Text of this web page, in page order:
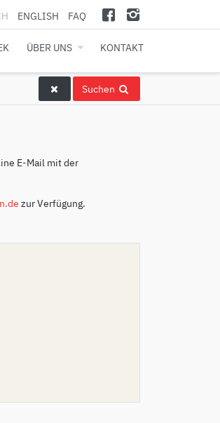
ENGLISH FAQ
ÜBER UNS KONTAKT
Suchen
E-Mail mit der
zur Verfügung.